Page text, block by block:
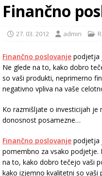
Finančno
27. 03. 2012 admin
Finančno poslovanje podjetja
Ne glede na to, kako dobro
so vaši produkti, neprimerno
negativno vpliva na vaše
Ko razmišljate o investicijah je
donosnost posamezne…
Finančno poslovanje podjetja
pomembno za vsako podjetje.
na to, kako dobro tečejo vaši
kako izjemno kvalitetni so vaši